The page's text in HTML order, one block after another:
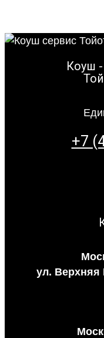
Коуш
+7
ул. Верхняя